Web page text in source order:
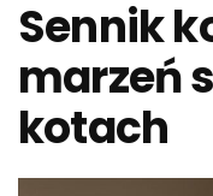
Sennik
marzeń
kotach